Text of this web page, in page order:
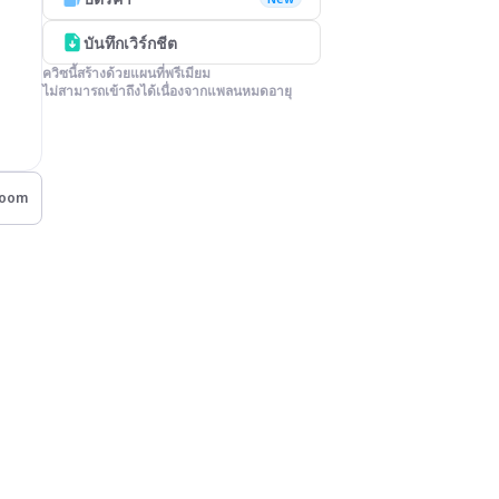
บันทึกเวิร์กชีต
ควิซนี้สร้างด้วยแผนที่พรีเมียม
ไม่สามารถเข้าถึงได้เนื่องจากแพลนหมดอายุ